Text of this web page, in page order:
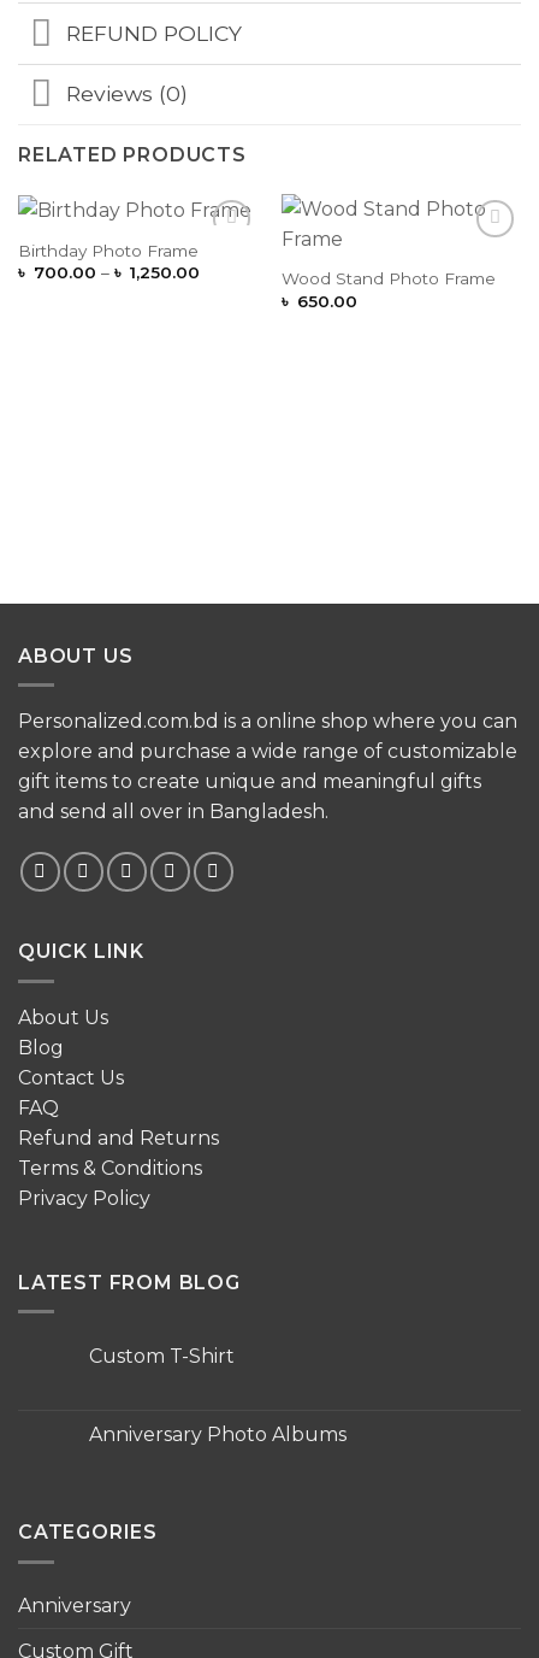
REFUND POLICY
Reviews (0)
RELATED PRODUCTS
Add to
Wishlist
Birthday Photo Frame
৳ 700.00 – ৳ 1,250.00Price
Wood Stand Photo Frame
৳ 650.00
ABOUT US
Personalized.com.bd is a online shop where you can
explore and purchase a wide range of customizable
gift items to create unique and meaningful gifts
and send all over in Bangladesh.
QUICK LINK
About Us
Blog
Contact Us
FAQ
Refund and Returns
Terms & Conditions
Privacy Policy
LATEST FROM BLOG
Custom T-Shirt
Custom
T-
Anniversary Photo Albums
Photo
Albums
CATEGORIES
Anniversary
Custom Gift